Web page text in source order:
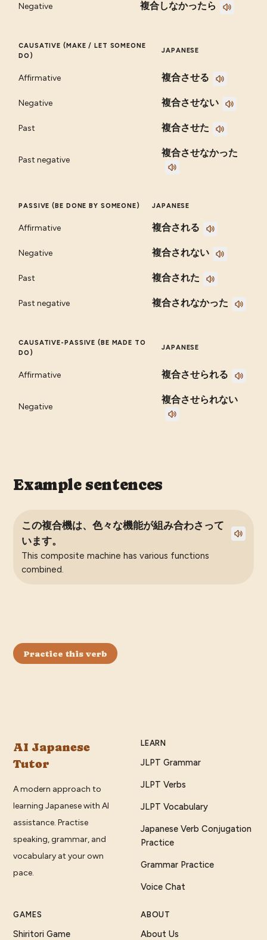
Negative 複合しなかったら
CAUSATIVE (MAKE / LET SOMEONE
DO)
JAPANESE
Affirmative 複合させる
Negative 複合させない
Past 複合させた
Past negative
複合させなかった
PASSIVE (BE DONE BY SOMEONE) JAPANESE
Affirmative 複合される
Negative 複合されない
Past 複合された
Past negative 複合されなかった
CAUSATIVE-PASSIVE (BE MADE TO
DO)
JAPANESE
Affirmative 複合させられる
Negative
複合させられない
Example sentences
この複合機は、色々な機能が組み合わさって
います。
This composite machine has various functions
combined.
Practice this verb
AI Japanese
Tutor
A modern approach to
learning Japanese with AI
assistance. Practise
speaking, grammar, and
vocabulary at your own
pace.
LEARN
JLPT Grammar
JLPT Verbs
JLPT Vocabulary
Japanese Verb Conjugation
Practice
Grammar Practice
Voice Chat
GAMES
Shiritori Game
ABOUT
About Us